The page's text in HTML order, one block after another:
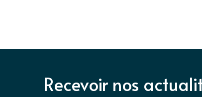
Recevoir nos